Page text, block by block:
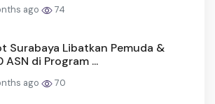
ago 74
Surabaya Libatkan Pemuda &
ASN di Program ...
ago 70